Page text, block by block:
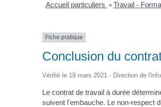
Accueil particuliers > Travail -
Fiche pratique
Conclusion du
Vérifié le 19 mars 2021 - Direction de
Le contrat de travail à durée
suivent l'embauche. Le non-respect